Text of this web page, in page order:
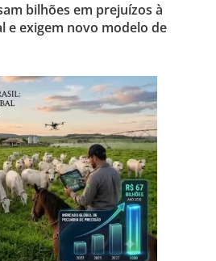
bilhões em prejuízos à
e exigem novo modelo de